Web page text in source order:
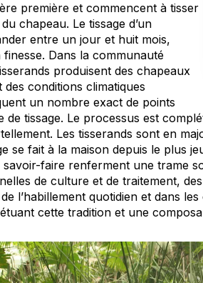
première et commencent à tisser
chapeau. Le tissage d’un
entre un jour et huit mois,
Dans la communauté
produisent des chapeaux
conditions climatiques
un nombre exact de points
de tissage. Le processus est
Les tisserands sont en
se fait à la maison depuis le plus
faire renferment une trame
de culture et de traitement,
l’habillement quotidien et dans
cette tradition et une